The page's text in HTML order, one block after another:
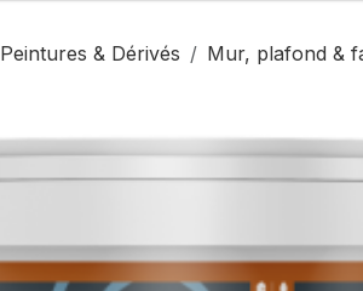
Peintures & Dérivés Mur, plafond &